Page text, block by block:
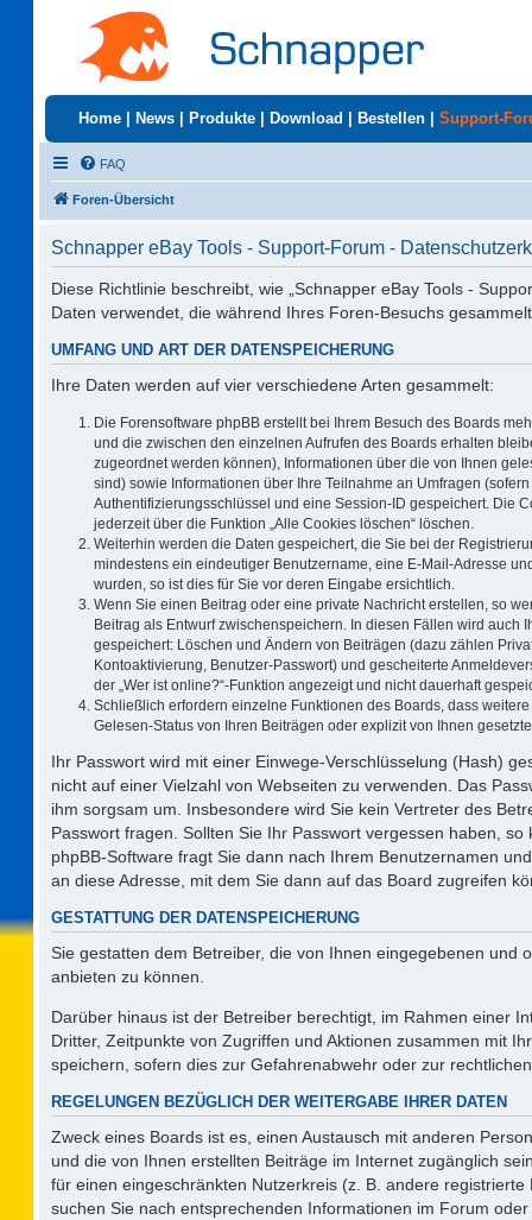
Home News Produkte Download Bestellen Support-
FAQ
Foren-Übersicht
Schnapper eBay Tools - Support-Forum -
Diese Richtlinie beschreibt, wie „Schnapper eBay Tools -
Daten verwendet, die während Ihres Foren-Besuchs
UMFANG UND ART DER DATENSPEICHERUNG
Ihre Daten werden auf vier verschiedene Arten gesammelt:
Die Forensoftware phpBB erstellt bei Ihrem Besuch des Boards
und die zwischen den einzelnen Aufrufen des Boards erhalten
zugeordnet werden können), Informationen über die von Ihnen
sind) sowie Informationen über Ihre Teilnahme an Umfragen
Authentifizierungsschlüssel und eine Session-ID gespeichert. Die
jederzeit über die Funktion „Alle Cookies löschen“ löschen.
Weiterhin werden die Daten gespeichert, die Sie bei der
mindestens ein eindeutiger Benutzername, eine E-Mail-Adresse
wurden, so ist dies für Sie vor deren Eingabe ersichtlich.
Wenn Sie einen Beitrag oder eine private Nachricht erstellen, so
Beitrag als Entwurf zwischenspeichern. In diesen Fällen wird
gespeichert: Löschen und Ändern von Beiträgen (dazu zählen
Kontoaktivierung, Benutzer-Passwort) und gescheiterte
der „Wer ist online?“-Funktion angezeigt und nicht dauerhaft
Schließlich erfordern einzelne Funktionen des Boards, dass
Gelesen-Status von Ihren Beiträgen oder explizit von Ihnen
Ihr Passwort wird mit einer Einwege-Verschlüsselung (Hash)
nicht auf einer Vielzahl von Webseiten zu verwenden. Das
ihm sorgsam um. Insbesondere wird Sie kein Vertreter des
Passwort fragen. Sollten Sie Ihr Passwort vergessen haben,
phpBB-Software fragt Sie dann nach Ihrem Benutzernamen
an diese Adresse, mit dem Sie dann auf das Board zugreifen
GESTATTUNG DER DATENSPEICHERUNG
Sie gestatten dem Betreiber, die von Ihnen eingegebenen
anbieten zu können.
Darüber hinaus ist der Betreiber berechtigt, im Rahmen einer
Dritter, Zeitpunkte von Zugriffen und Aktionen zusammen mit
speichern, sofern dies zur Gefahrenabwehr oder zur
REGELUNGEN BEZÜGLICH DER WEITERGABE IHRER DATEN
Zweck eines Boards ist es, einen Austausch mit anderen
und die von Ihnen erstellten Beiträge im Internet zugänglich
für einen eingeschränkten Nutzerkreis (z. B. andere
suchen Sie nach entsprechenden Informationen im Forum